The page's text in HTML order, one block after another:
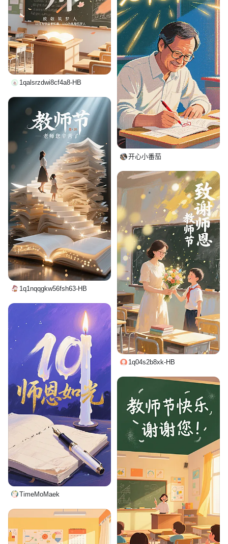
1qalsrzdwi8cf4a8-HB
开心小番茄
1q1nqqgkw56fsh63-HB
1q04s2b8xk-HB
TimeMoMaek